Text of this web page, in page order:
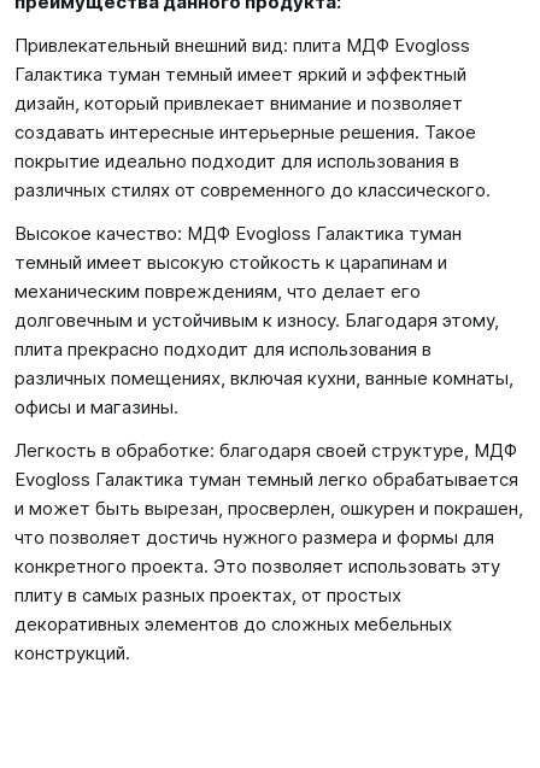
Привлекательный внешний вид: плита МДФ Evogloss
Галактика туман темный имеет яркий и эффектный
дизайн, который привлекает внимание и позволяет
создавать интересные интерьерные решения. Такое
покрытие идеально подходит для использования в
различных стилях от современного до классического.
Высокое качество: МДФ Evogloss Галактика туман
темный имеет высокую стойкость к царапинам и
механическим повреждениям, что делает его
долговечным и устойчивым к износу. Благодаря этому,
плита прекрасно подходит для использования в
различных помещениях, включая кухни, ванные комнаты,
офисы и магазины.
Легкость в обработке: благодаря своей структуре, МДФ
Evogloss Галактика туман темный легко обрабатывается
и может быть вырезан, просверлен, ошкурен и покрашен,
что позволяет достичь нужного размера и формы для
конкретного проекта. Это позволяет использовать эту
плиту в самых разных проектах, от простых
декоративных элементов до сложных мебельных
конструкций.